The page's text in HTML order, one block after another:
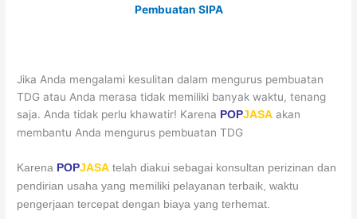
Pembuatan SIPA
Jika Anda mengalami kesulitan dalam mengurus pembuatan
TDG atau Anda merasa tidak memiliki banyak waktu, tenang
saja. Anda tidak perlu khawatir! Karena POPJASA akan
membantu Anda mengurus pembuatan TDG
Karena POPJASA telah diakui sebagai konsultan perizinan dan
pendirian usaha yang memiliki pelayanan terbaik, waktu
pengerjaan tercepat dengan biaya yang terhemat.